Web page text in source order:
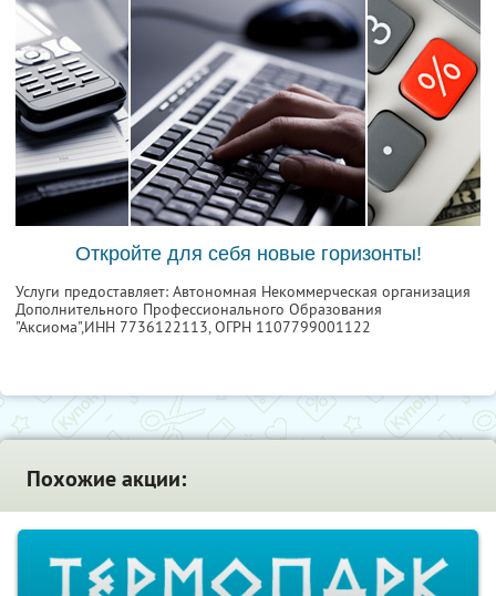
Откройте для себя новые горизонты!
Услуги предоставляет: Автономная Некоммерческая организация
Дополнительного Профессионального Образования
"Аксиома",ИНН 7736122113, ОГРН 1107799001122
Похожие акции: